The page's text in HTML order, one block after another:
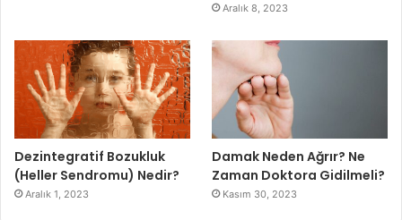
Aralık 8, 2023
Dezintegratif Bozukluk
(Heller Sendromu) Nedir?
Aralık 1, 2023
Damak Neden Ağrır? Ne
Zaman Doktora Gidilmeli?
Kasım 30, 2023